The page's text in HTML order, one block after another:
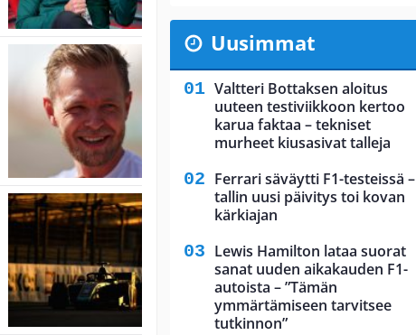
Uusimmat
Valtteri Bottaksen aloitus
uuteen testiviikkoon kertoo
karua faktaa – tekniset
murheet kiusasivat talleja
Ferrari säväytti F1-testeissä –
tallin uusi päivitys toi kovan
kärkiajan
Lewis Hamilton lataa suorat
sanat uuden aikakauden F1-
autoista – ”Tämän
ymmärtämiseen tarvitsee
tutkinnon”